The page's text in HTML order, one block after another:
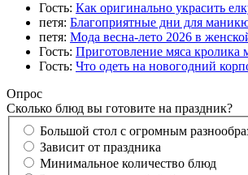
Гость: Как оригинально украсить
петя: Благоприятные дни для
петя: Мода весна-лето 2026 в
Гость: Приготовление мяса
Гость: Что одеть на новогодний
Опрос
Сколько блюд вы готовите на праздник?
Большой стол с огромным
Зависит от праздника
Минимальное количество блюд